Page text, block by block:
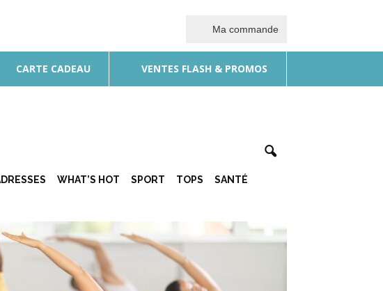
Ma commande
CARTE CADEAU VENTES FLASH & PROMOS
WHAT’S HOT SPORT TOPS SANTÉ